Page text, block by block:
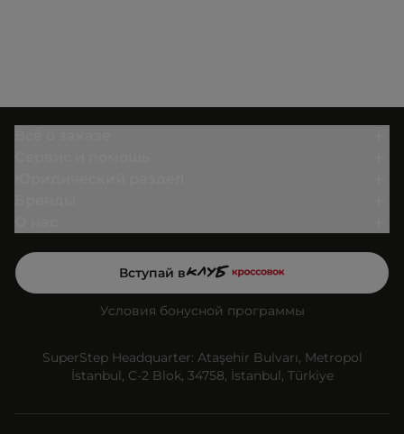
Вступай в
Условия бонусной программы
SuperStep Headquarter: Ataşehir Bulvarı, Metropol
İstanbul, C-2 Blok, 34758, İstanbul, Türkiye